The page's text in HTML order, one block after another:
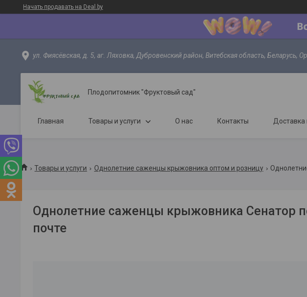
Начать продавать на Deal.by
ул. Фиясёвская, д. 5, аг. Ляховка, Дубровенский район, Витебская область, Беларусь,
Плодопитомник "Фруктовый сад"
Главная Товары и услуги О нас Контакты Доставка
Товары и услуги Однолетние саженцы крыжовника оптом и розницу
Однолетние саженцы крыжовника Сенатор
почте